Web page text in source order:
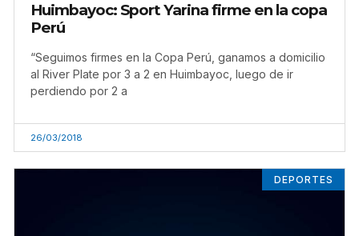
Huimbayoc: Sport Yarina firme en la copa
Perú
“Seguimos firmes en la Copa Perú, ganamos a domicilio
al River Plate por 3 a 2 en Huimbayoc, luego de ir
perdiendo por 2 a
26/03/2018
DEPORTES